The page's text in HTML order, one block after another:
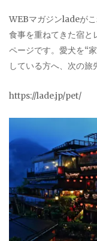
WEBマガジンladeがこ
食事を重ねてきた宿と
ページです。愛犬を“
している方へ、次の旅
https://lade.jp/pet/